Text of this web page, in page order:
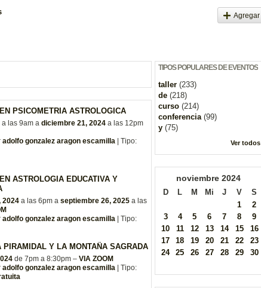
Agregar
PSICOMETRIA ASTROLOGICA
a las 9am a diciembre 21, 2024 a las 12pm
adolfo gonzalez aragon escamilla | Tipo:
ASTROLOGIA EDUCATIVA Y
2024 a las 6pm a septiembre 26, 2025 a las
adolfo gonzalez aragon escamilla | Tipo:
PIRAMIDAL Y LA MONTAÑA SAGRADA
de 7pm a 8:30pm – VIA ZOOM
adolfo gonzalez aragon escamilla | Tipo:
TIPOS POPULARES DE EVENTOS
taller (233)
de (218)
curso (214)
conferencia(99)
y (75)
Ver todos
noviembre 2024
D L M Mi J V
S
1
2
3
4 5 6 7 8
9
10
11 12 13 14 15
16
17
18 19 20 21 22
23
24
25 26 27 28 29 30